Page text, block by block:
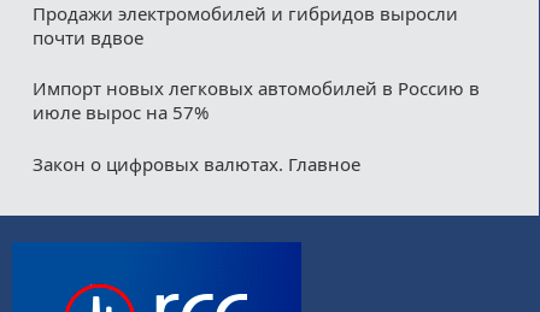
Продажи электромобилей и гибридов выросли
почти вдвое
Импорт новых легковых автомобилей в Россию в
июле вырос на 57%
Закон о цифровых валютах. Главное